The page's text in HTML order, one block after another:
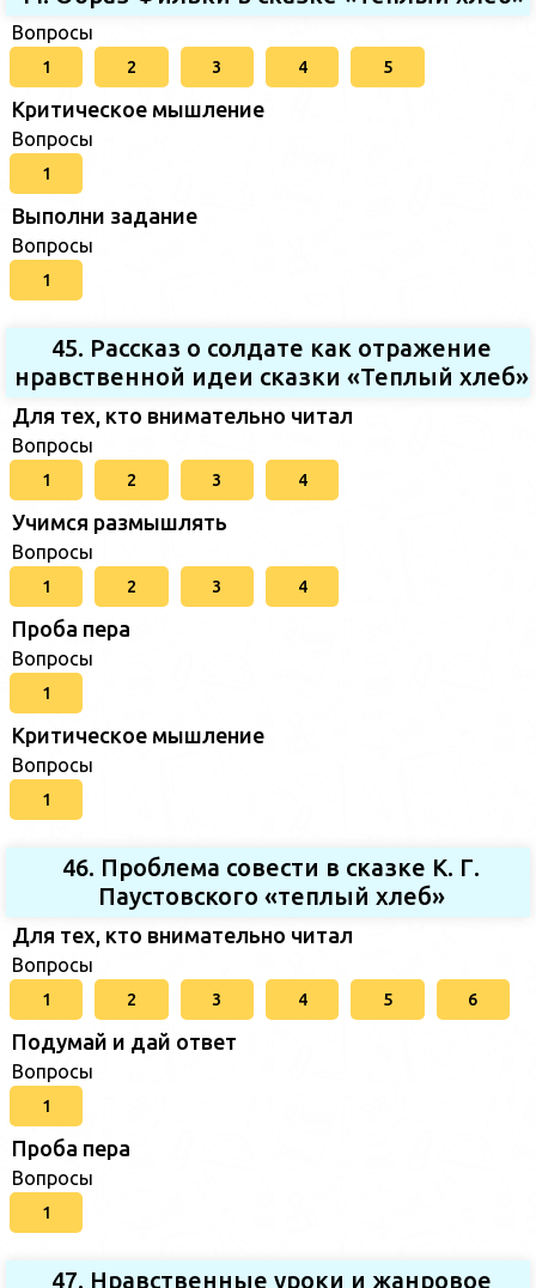
Вопросы
1 2 3 4 5
Критическое мышление
Вопросы
1
Выполни задание
Вопросы
1
45. Рассказ о солдате как отражение
нравственной идеи сказки «Теплый хлеб»
Для тех, кто внимательно читал
Вопросы
1 2 3 4
Учимся размышлять
Вопросы
1 2 3 4
Проба пера
Вопросы
1
Критическое мышление
Вопросы
1
46. Проблема совести в сказке К. Г.
Паустовского «теплый хлеб»
Для тех, кто внимательно читал
Вопросы
1 2 3 4 5 6
Подумай и дай ответ
Вопросы
1
Проба пера
Вопросы
1
47. Нравственные уроки и жанровое